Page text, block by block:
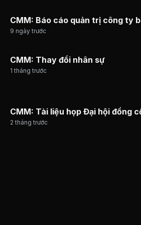
CMM: Báo cáo quản trị công ty
9 ngày trước
CMM: Thay đổi nhân sự
1 tháng trước
CMM: Tài liệu họp Đại hội đồng
2 tháng trước